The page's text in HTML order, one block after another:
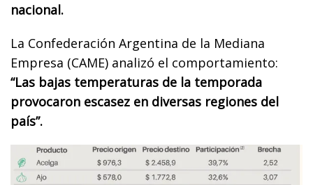
nacional.
La Confederación Argentina de la Mediana
Empresa (CAME) analizó el comportamiento:
“Las bajas temperaturas de la temporada
provocaron escasez en diversas regiones del
país”.